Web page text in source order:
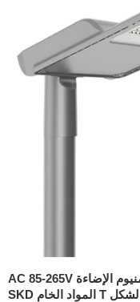
AC 85-265V يموت الصب الألومنيوم الإضاءة E27 60W LED لمبة